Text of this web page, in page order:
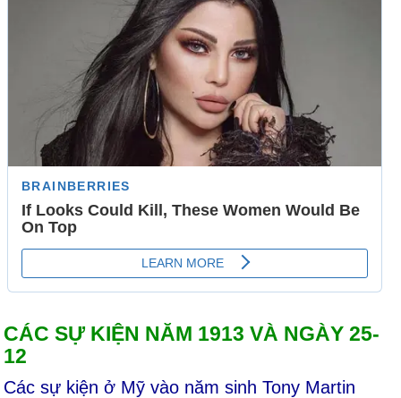
CÁC SỰ KIỆN NĂM 1913 VÀ NGÀY 25-
12
Các sự kiện ở Mỹ vào năm sinh Tony Martin